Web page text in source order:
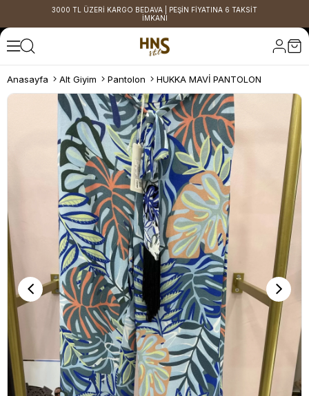
3000 TL ÜZERİ KARGO BEDAVA | PEŞİN FİYATINA 6 TAKSİT
İMKANI
Anasayfa Alt Giyim Pantolon HUKKA MAVİ PANTOLON